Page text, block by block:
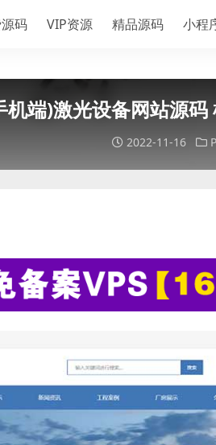
码 VIP资源 精品源码 小程
机端)激光设备网站源
2022-11-16